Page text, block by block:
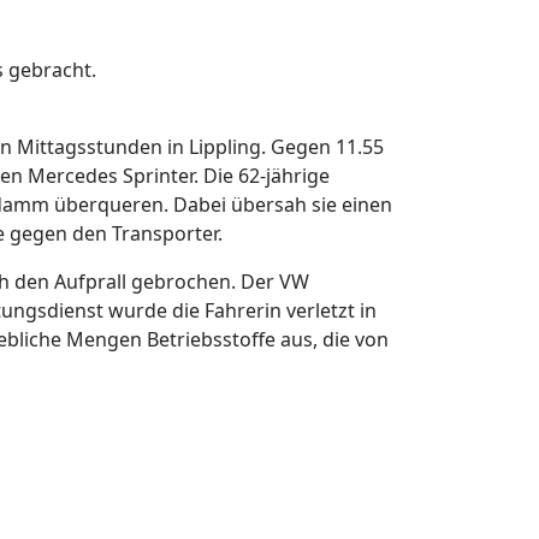
gebracht.
Mittagsstunden in Lippling. Gegen 11.55
Mercedes Sprinter. Die 62-jährige
überqueren. Dabei übersah sie einen
den Transporter.
den Aufprall gebrochen. Der VW
wurde die Fahrerin verletzt in
Mengen Betriebsstoffe aus, die von